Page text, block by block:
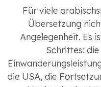
Für viele
Übersetzung
Angelegenheit. Es
Schrittes:
die USA, die